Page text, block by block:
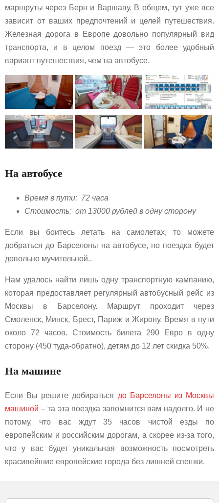
маршруты через Берн и Варшаву. В общем, тут уже все
зависит от ваших предпочтений и целей путешествия.
Железная дорога в Европе довольно популярный вид
транспорта, и в целом поезд — это более удобный
вариант путешествия, чем на автобусе.
На автобусе
Время в пути: 72 часа
Стоимость: от 13000 рублей в одну сторону
Если вы боитесь летать на самолетах, то можете
добраться до Барселоны на автобусе, но поездка будет
довольно мучительной..
Нам удалось найти лишь одну транспортную кампанию,
которая предоставляет регулярный автобусный рейс из
Москвы в Барселону. Маршрут проходит через
Смоленск, Минск, Брест, Париж и Жирону. Время в пути
около 72 часов. Стоимость билета 290 Евро в одну
сторону (450 туда-обратно), детям до 12 лет скидка 50%.
На машине
Если Вы решите добираться до Барселоны из Москвы
машиной – та эта поездка запомнится вам надолго. И не
потому, что вас ждут 35 часов чистой езды по
европейским и российским дорогам, а скорее из-за того,
что у вас будет уникальная возможность посмотреть
красивейшие европейские города без лишней спешки.